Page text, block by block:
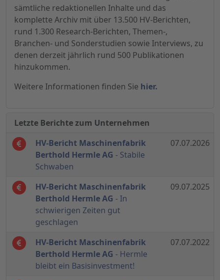
sämtliche redaktionellen Inhalte und das
komplette Archiv mit über 13.500 HV-Berichten,
rund 1.300 Research-Berichten, Themen-,
Branchen- und Sonderstudien sowie Interviews, zu
denen derzeit jährlich rund 500 Publikationen
hinzukommen.
Weitere Informationen finden Sie hier.
Letzte Berichte zum Unternehmen
HV-Bericht Maschinenfabrik
Berthold Hermle AG - Stabile
Schwaben
07.07.2026
HV-Bericht Maschinenfabrik
Berthold Hermle AG - In
schwierigen Zeiten gut
geschlagen
09.07.2025
HV-Bericht Maschinenfabrik
Berthold Hermle AG - Hermle
bleibt ein Basisinvestment!
07.07.2022